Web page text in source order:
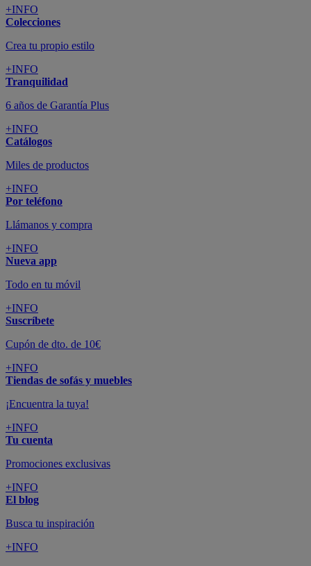
+INFO
Colecciones
Crea tu propio estilo
+INFO
Tranquilidad
6 años de Garantía Plus
+INFO
Catálogos
Miles de productos
+INFO
Por teléfono
Llámanos y compra
+INFO
Nueva app
Todo en tu móvil
+INFO
Suscríbete
Cupón de dto. de 10€
+INFO
Tiendas de sofás y muebles
¡Encuentra la tuya!
+INFO
Tu cuenta
Promociones exclusivas
+INFO
El blog
Busca tu inspiración
+INFO